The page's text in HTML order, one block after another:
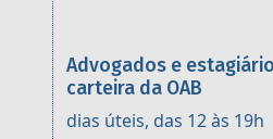
Advogados e
carteira da OAB
dias úteis, das 12 às 19h